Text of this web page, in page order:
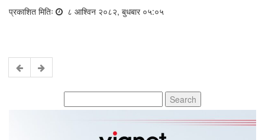
प्रकाशित मितिः ८ आश्विन २०८२, बुधबार ०५:०५
for: